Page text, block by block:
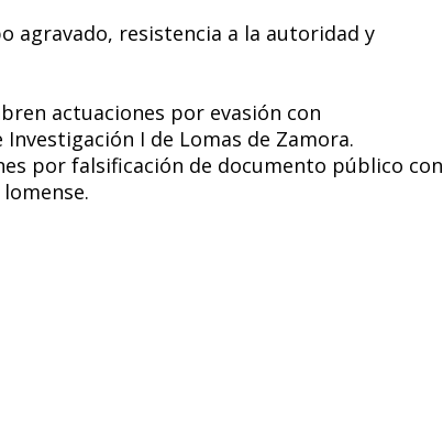
agravado, resistencia a la autoridad y
actuaciones por evasión con
I de Lomas de Zamora.
por falsificación de documento público con